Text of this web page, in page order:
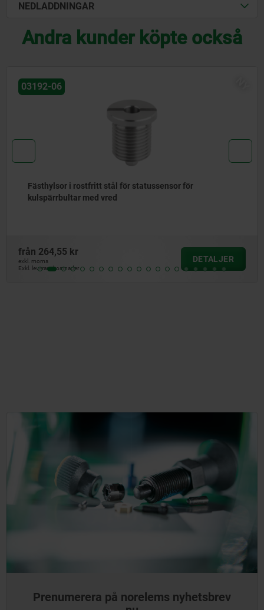
NEDLADDNINGAR
Andra kunder köpte också
03192-05
Fästhylsor i rostfritt stål med statussensor för
kulspärrbultar med vred
från1 117,93 kr
exkl. moms
Exkl. leveranskostnader
DETALJER
Prenumerera på norelems nyhetsbrev